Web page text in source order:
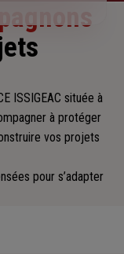
ISSIGEAC située à
à protéger
vos projets
pour s’adapter